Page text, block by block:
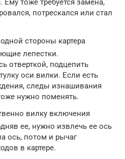
тоже требуется замена,
потрескался или стал
стороны картера
лепестки.
отверткой, подцепить
оси вилки. Если есть
следы изнашивания
нужно поменять.
вилку включения
ее, нужно извлечь ее ось
ось, потом и рычаг
в картере.